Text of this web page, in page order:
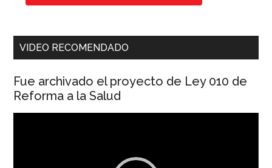
VIDEO RECOMENDADO
Fue archivado el proyecto de Ley 010 de
Reforma a la Salud